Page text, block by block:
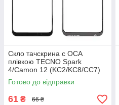
Скло тачскрина c OCA
плівкою TECNO Spark
4/Camon 12 (KC2/KC8/CC7)
чорне, з олеофобним
покриттям, загартоване
Готово до відправки
61 ₴ 66 ₴